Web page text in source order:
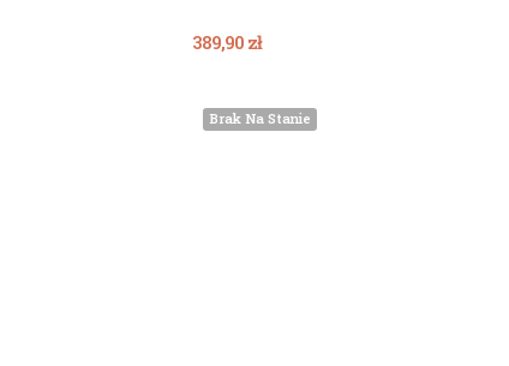
389,90 zł
Brak Na Stanie